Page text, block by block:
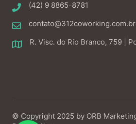
(42) 9 8865-8781
contato@312coworking.com.br
R. Visc. do Rio Branco, 759 |
© Copyright 2025 by ORB